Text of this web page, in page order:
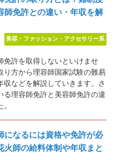
師免許との違い・年収を解
美容・ファッション・アクセサリー系
免許を取得しないといけませ
り方から理容師国家試験の難易
収などを解説していきます。さ
る理容師免許と美容師免許の違
になるには資格や免許が必
火師の給料体制や年収まと